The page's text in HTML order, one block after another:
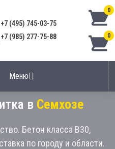
+7 (495) 745-03-75
+7 (985) 277-75-88
0
0
Меню
в Семхозе
Бетон класса В30,
по городу и области.